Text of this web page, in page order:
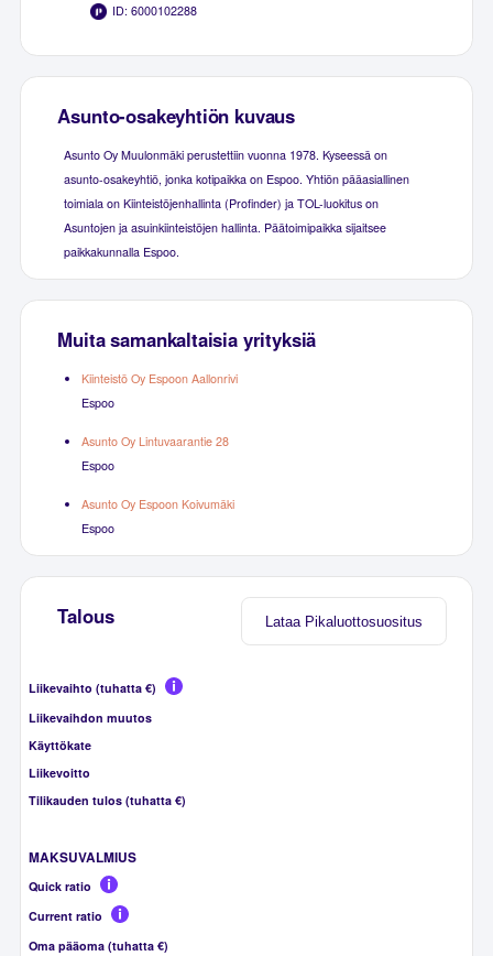
ID: 6000102288
Asunto-osakeyhtiön kuvaus
Asunto Oy Muulonmäki perustettiin vuonna 1978. Kyseessä on
asunto-osakeyhtiö, jonka kotipaikka on Espoo. Yhtiön pääasiallinen
toimiala on Kiinteistöjenhallinta (Profinder) ja TOL-luokitus on
Asuntojen ja asuinkiinteistöjen hallinta. Päätoimipaikka sijaitsee
paikkakunnalla Espoo.
Muita samankaltaisia yrityksiä
Kiinteistö Oy Espoon Aallonrivi
Espoo
Asunto Oy Lintuvaarantie 28
Espoo
Asunto Oy Espoon Koivumäki
Espoo
Lataa Pikaluottosuositus
Talous
Liikevaihto (tuhatta €)
Liikevaihdon muutos
Käyttökate
Liikevoitto
Tilikauden tulos (tuhatta €)
MAKSUVALMIUS
Quick ratio
Current ratio
Oma pääoma (tuhatta €)